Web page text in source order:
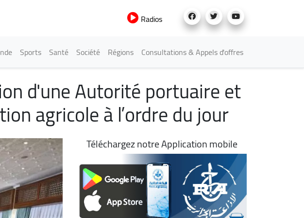
Radios
Sports Santé Société Régions Consultations & Appels d'offres
d'une Autorité portuaire et
agricole à l’ordre du jour
Téléchargez notre Application mobile